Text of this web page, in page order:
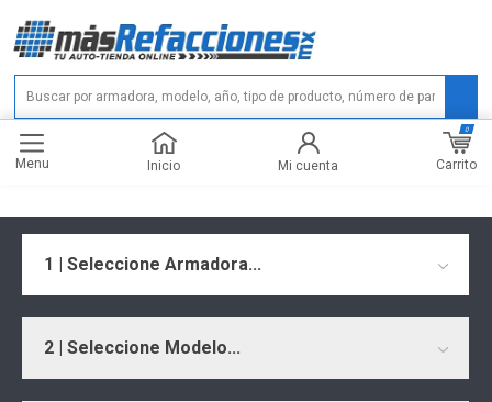
Menu Inicio Mi cuenta Carrito
0
1 | Seleccione Armadora...
2 | Seleccione Modelo...